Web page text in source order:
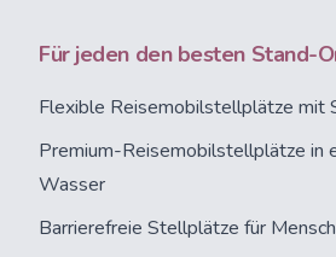
Für jeden den besten Stand-
Flexible Reisemobilstellplätze mit
Premium-Reisemobilstellplätze in
Wasser
Barrierefreie Stellplätze für